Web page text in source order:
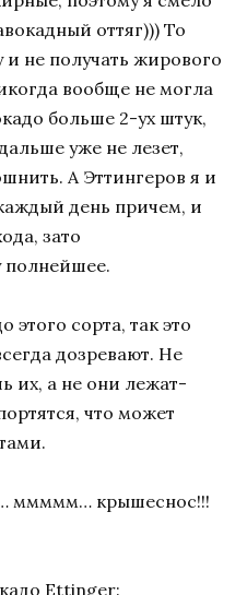
оттяг))) То
не получать жирового
вообще не могла
больше 2-ух штук,
уже не лезет,
А Эттингеров я и
день причем, и
зато
полнейшее.
сорта, так это
дозревают. Не
их, а не они лежат-
что может
ммммм… крышеснос!!!
Ettinger: